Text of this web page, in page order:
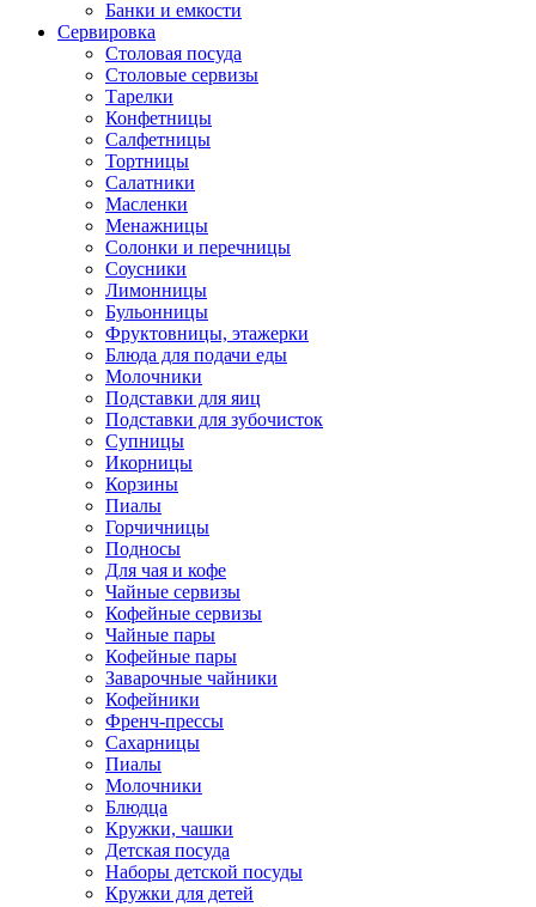
Банки и емкости
Сервировка
Столовая посуда
Столовые сервизы
Тарелки
Конфетницы
Салфетницы
Тортницы
Салатники
Масленки
Менажницы
Солонки и перечницы
Соусники
Лимонницы
Бульонницы
Фруктовницы, этажерки
Блюда для подачи еды
Молочники
Подставки для яиц
Подставки для зубочисток
Супницы
Икорницы
Корзины
Пиалы
Горчичницы
Подносы
Для чая и кофе
Чайные сервизы
Кофейные сервизы
Чайные пары
Кофейные пары
Заварочные чайники
Кофейники
Френч-прессы
Сахарницы
Пиалы
Молочники
Блюдца
Кружки, чашки
Детская посуда
Наборы детской посуды
Кружки для детей